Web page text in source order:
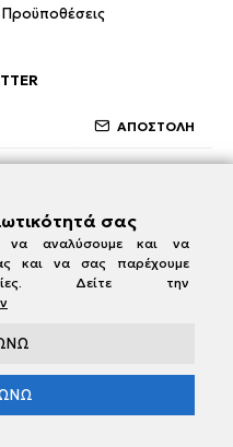
ΑΠΟΣΤΟΛΗ
© 2026
σας
να αναλύσουμε και να
και να σας παρέχουμε
Δείτε την